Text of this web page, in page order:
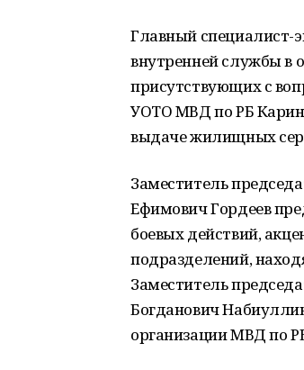
Главный специалист-
внутренней службы в
присутствующих с
УОТО МВД по РБ
выдаче жилищных
Заместитель
Ефимович Гордеев
боевых действий,
подразделений,
Заместитель
Богданович
организации МВД по